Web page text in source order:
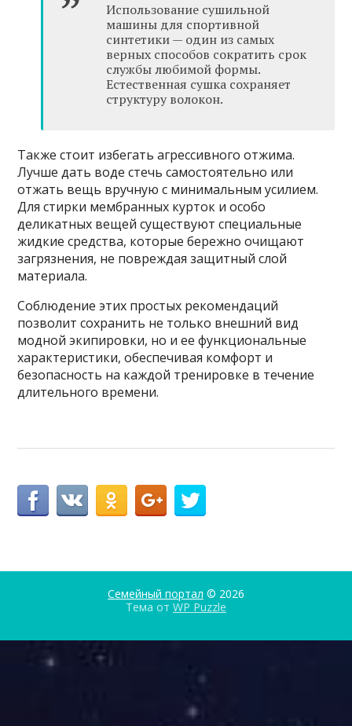
Использование сушильной
машины для спортивной
синтетики — один из самых
верных способов сократить срок
службы любимой формы.
Естественная сушка сохраняет
структуру волокон.
Также стоит избегать агрессивного отжима.
Лучше дать воде стечь самостоятельно или
отжать вещь вручную с минимальным усилием.
Для стирки мембранных курток и особо
деликатных вещей существуют специальные
жидкие средства, которые бережно очищают
загрязнения, не повреждая защитный слой
материала.
Соблюдение этих простых рекомендаций
позволит сохранить не только внешний вид
модной экипировки, но и ее функциональные
характеристики, обеспечивая комфорт и
безопасность на каждой тренировке в течение
длительного времени.
Семейный портал © 2026
Тема от WP Puzzle